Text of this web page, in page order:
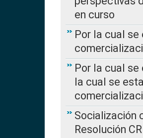
en curso
Por la cual
Por la cual se
la cual se
Socialización
Resolución